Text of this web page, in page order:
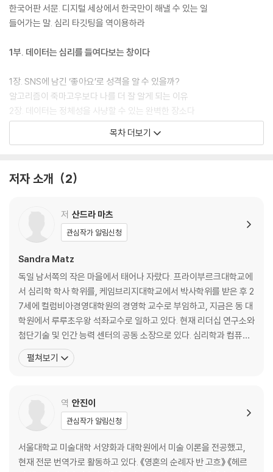
한국어판 서문. 디지털 세상에서 한국만이 해낼 수 있는 일
들어가는 말. 심리 타깃팅을 역이용하라
1부. 데이터는 심리를 들여다보는 창이다
1장. SNS에 남긴 ‘좋아요’로 성격을 알 수 있을까?
알고리즘이 죽마고우보다 나를 더 잘 알게 되는 이유
2장. 데이터는 정체성을 사냥할 수 있는 완벽한 장소다
당신이 좋아하는 걸 말해주면 당신이 누구인지 말해주겠다
3장. 우리가 남긴 디지털 발자국을 추적하는 자들
상황(맥락)은 우리를 어떤 사람으로 만드는가
2부. 심리 타깃팅은 흉기일까, 도구일까?
5장. 알고리즘으로 어디까지 조종할 수 있을까?
심리 타깃팅의 원리와 놀라운 실험 결과
6장. 심리 타깃팅을 우리에게 유익하게 사용하는 법
저축을 늘리고, 우울증을 개선하고, 정치 성향을 변화시키기
7장. 개인정보는 어떻게 차별과 통제의 먹이가 되는가
우리가 잃게 되는 건 단지 사생활만이 아닌 이유
9장. 개인정보 보호와 편리한 서비스, 둘 다 잡는 법
취소 옵션과 등록 옵션, 그리고 연합 학습에 대해서
10장. 개인정보 권력을 되찾기 위해 모인 동맹군들
와인 협동조합에서 집합적 데이터 관리의 실마리를 얻다
목차 더보기
저자 소개 2
저 산드라 마츠
관심작가 알림신청
Sandra Matz
독일 남서쪽의 작은 마을에서 태어나 자랐다. 프라이부르크대학교에
서 심리학 학사 학위를, 케임브리지대학교에서 박사학위를 받은 후 2
7세에 컬럼비아경영대학원의 경영학 교수로 부임하고, 지금은 동 대
학원에서 루루초우왕 석좌교수로 일하고 있다. 현재 리더십 연구소와
첨단기술 및 인간 능력 센터의 공동 소장으로 있다. 심리학과 컴퓨터
공학을 전공한 전산 사회과학자로서 인간 행동을 이해하기 위해 디지
털 발자국과 내면생활의 숨은 관계를 연구한다. 목표는 난해한 데이
펼쳐보기
역 안진이
관심작가 알림신청
서울대학교 미술대학 서양화과 대학원에서 미술 이론을 전공했고,
현재 전문 번역가로 활동하고 있다. 《영혼의 순례자 반 고흐》 《헤르